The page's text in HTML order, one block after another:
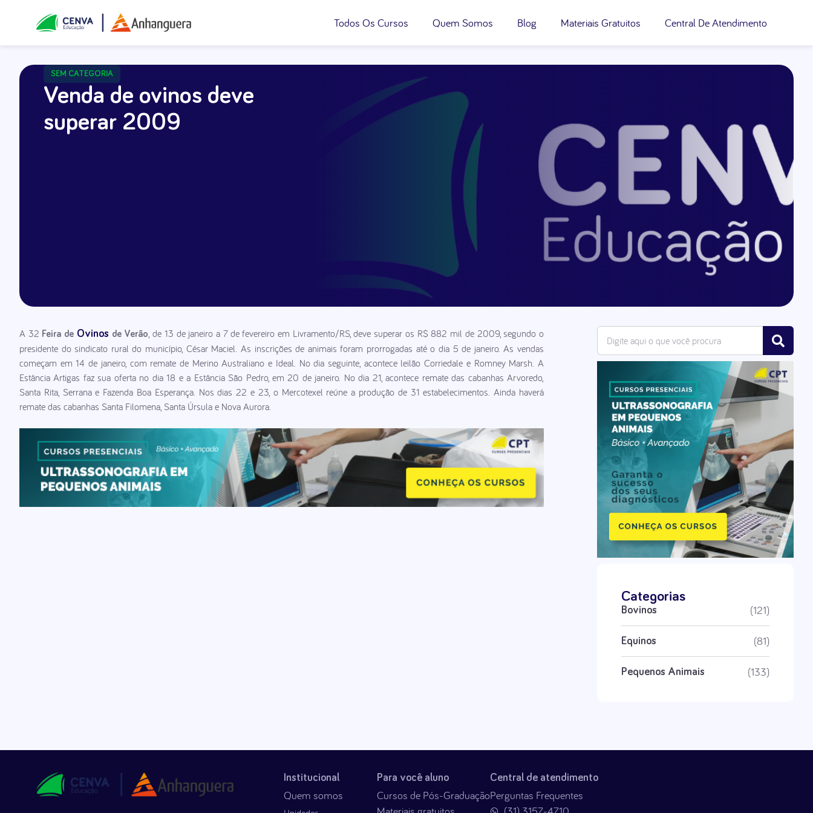
Todos Os Cursos Quem Somos Blog Materiais Gratuitos Central De Atendimento
SEM CATEGORIA
Venda de ovinos deve
superar 2009
A 32 Feira de Ovinos de Verão, de 13 de janeiro a 7 de fevereiro em Livramento/RS, deve superar os R$ 882 mil de 2009, segundo o
presidente do sindicato rural do município, César Maciel. As inscrições de animais foram prorrogadas até o dia 5 de janeiro. As vendas
começam em 14 de janeiro, com remate de Merino Australiano e Ideal. No dia seguinte, acontece leilão Corriedale e Romney Marsh. A
Estância Artigas faz sua oferta no dia 18 e a Estância São Pedro, em 20 de janeiro. No dia 21, acontece remate das cabanhas Arvoredo,
Santa Rita, Serrana e Fazenda Boa Esperança. Nos dias 22 e 23, o Mercotexel reúne a produção de 31 estabelecimentos. Ainda haverá
remate das cabanhas Santa Filomena, Santa Úrsula e Nova Aurora.
Categorias
Bovinos (121)
Equinos (81)
Pequenos Animais (133)
Institucional
Quem somos
Para você aluno
Cursos de Pós-Graduação
Central de atendimento
Perguntas Frequentes